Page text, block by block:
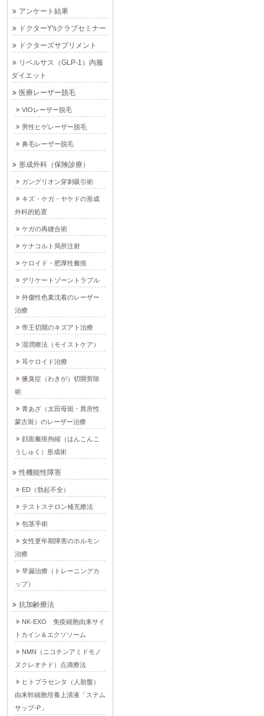
アンケート結果
ドクターY'sクラブセミナー
ドクターズサプリメント
リベルサス（GLP-1）内服
ダイエット
医療レーザー脱毛
VIOレーザー脱毛
男性ヒゲレーザー脱毛
鼻毛レーザー脱毛
形成外科（保険診療）
ガングリオン穿刺吸引術
キズ・ケガ・ヤケドの形成
外科的処置
ケガの再縫合術
ケナコルト局所注射
ケロイド・肥厚性瘢痕
デリケートゾーントラブル
外傷性色素沈着のレーザー
治療
帝王切開のキズアト治療
湿潤療法（モイストケア）
耳ケロイド治療
腋臭症（わきが）切開剪除
術
青あざ（太田母斑・異所性
蒙古斑）のレーザー治療
顔面瘢痕拘縮（はんこんこ
うしゅく）形成術
性機能性障害
ED（勃起不全）
テストステロン補充療法
包茎手術
女性更年期障害のホルモン
治療
早漏治療（トレーニングカ
ップ）
抗加齢療法
NK-EXO 免疫細胞由来サイ
トカイン＆エクソソーム
NMN（ニコチンアミドモノ
ヌクレオチド）点滴療法
ヒトプラセンタ（人胎盤）
由来幹細胞培養上清液「ステム
サップ-P」